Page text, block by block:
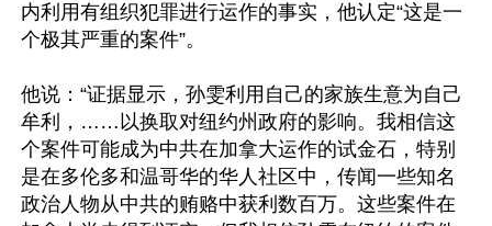
内利用有组织犯罪进行运作的事实，他认定“这是一
个极其严重的案件”。
他说：“证据显示，孙雯利用自己的家族生意为自己
牟利，……以换取对纽约州政府的影响。我相信这
个案件可能成为中共在加拿大运作的试金石，特别
是在多伦多和温哥华的华人社区中，传闻一些知名
政治人物从中共的贿赂中获利数百万。这些案件在